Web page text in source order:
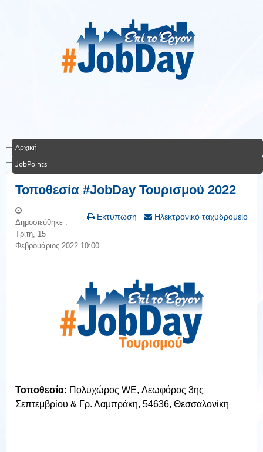
Αρχική
JobPoints
Τοποθεσία #JobDay Τουρισμού 2022
Εκτύπωση Ηλεκτρονικό ταχυδρομείο
Δημοσιεύθηκε :
Τρίτη, 15
Φεβρουάριος 2022 10:00
Τοποθεσία: Πολυχώρος WE, Λεωφόρος 3ης
Σεπτεμβρίου & Γρ. Λαμπράκη, 54636, Θεσσαλονίκη